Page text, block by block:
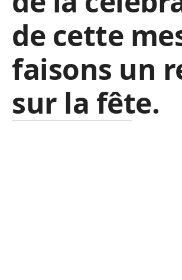
de cette
faisons un
sur la fête.